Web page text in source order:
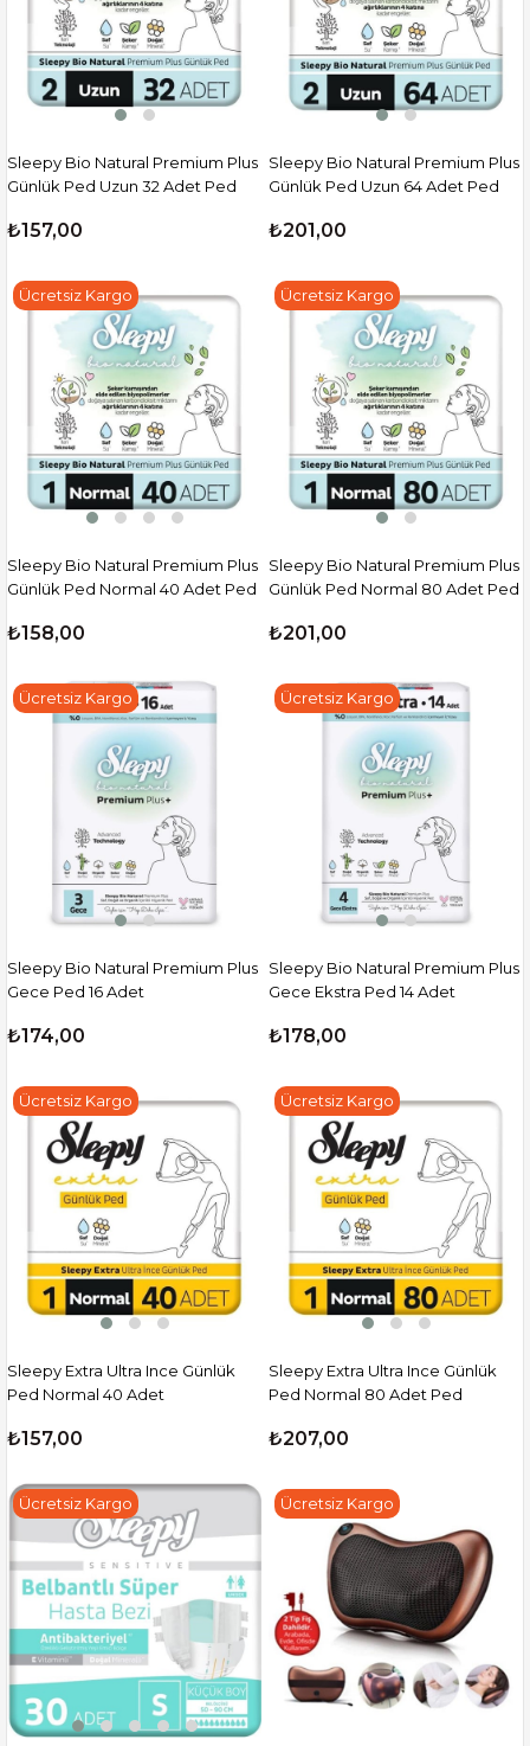
Sleepy Bio Natural Premium Plus
Günlük Ped Uzun 32 Adet Ped
₺157,00
Sleepy Bio Natural Premium Plus
Günlük Ped Uzun 64 Adet Ped
₺201,00
Sleepy Bio Natural Premium Plus
Günlük Ped Normal 40 Adet Ped
₺158,00
Ücretsiz Kargo
Sleepy Bio Natural Premium Plus
Günlük Ped Normal 80 Adet Ped
₺201,00
Ücretsiz Kargo
Sleepy Bio Natural Premium Plus
Gece Ped 16 Adet
₺174,00
Ücretsiz Kargo
Sleepy Bio Natural Premium Plus
Gece Ekstra Ped 14 Adet
₺178,00
Ücretsiz Kargo
Sleepy Extra Ultra Ince Günlük
Ped Normal 40 Adet
₺157,00
Ücretsiz Kargo
Sleepy Extra Ultra Ince Günlük
Ped Normal 80 Adet Ped
₺207,00
Ücretsiz Kargo
Ücretsiz Kargo Ücretsiz Kargo